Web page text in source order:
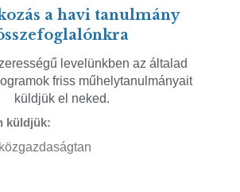
a havi tanulmány
levelünkben az általad
friss műhelytanulmányait
küldjük el neked.
küldjük: